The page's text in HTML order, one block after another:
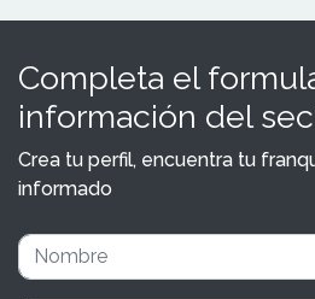
Completa el
información del
Crea tu perfil, encuentra tu
informado